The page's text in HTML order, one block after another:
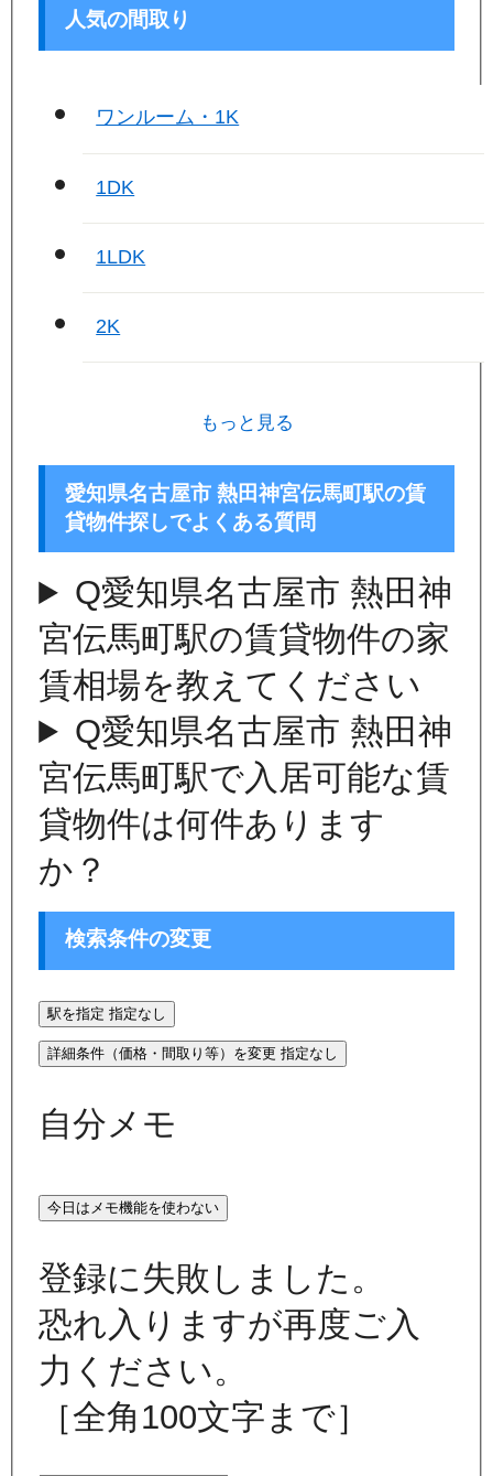
人気の間取り
ワンルーム・1K
1DK
1LDK
2K
もっと見る
愛知県名古屋市 熱田神宮伝馬町駅の賃
貸物件探しでよくある質問
Q愛知県名古屋市 熱田神
宮伝馬町駅の賃貸物件の家
賃相場を教えてください
Q愛知県名古屋市 熱田神
宮伝馬町駅で入居可能な賃
貸物件は何件あります
か？
検索条件の変更
駅を指定 指定なし
詳細条件（価格・間取り等）を変更 指定なし
自分メモ
今日はメモ機能を使わない
登録に失敗しました。
恐れ入りますが再度ご入
力ください。
［全角100文字まで］